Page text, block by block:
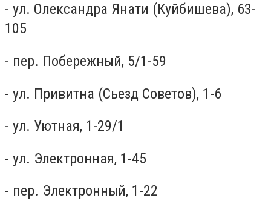
- ул. Олександра Янати (Куйбишева), 63-
105
- пер. Побережный, 5/1-59
- ул. Привитна (Сьезд Советов), 1-6
- ул. Уютная, 1-29/1
- ул. Электронная, 1-45
- пер. Электронный, 1-22